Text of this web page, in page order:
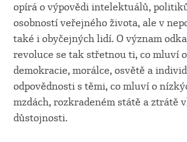
opírá o výpovědi intelektuálů,
osobností veřejného života, ale v
také i obyčejných lidí. O význam
revoluce se tak střetnou ti, co mluví
demokracie, morálce, osvětě a
odpovědnosti s těmi, co mluví o
mzdách, rozkradeném státě a ztrátě
důstojnosti.